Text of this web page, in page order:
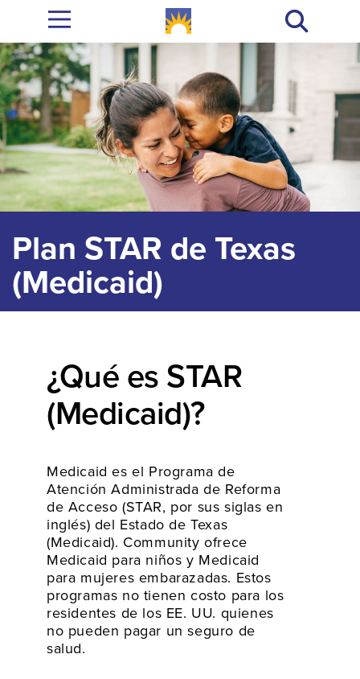
Plan STAR de Texas
(Medicaid)
¿Qué es STAR
(Medicaid)?
Medicaid es el Programa de
Atención Administrada de Reforma
de Acceso (STAR, por sus siglas en
inglés) del Estado de Texas
(Medicaid). Community ofrece
Medicaid para niños y Medicaid
para mujeres embarazadas. Estos
programas no tienen costo para los
residentes de los EE. UU. quienes
no pueden pagar un seguro de
salud.